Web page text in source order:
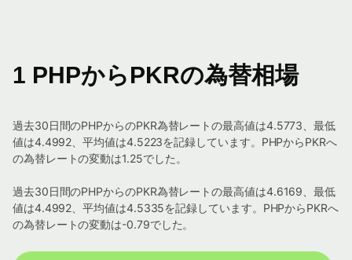
1 PHPからPKRの為替相場
過去30日間のPHPからのPKR為替レートの最高値は4.5773、最低
値は4.4992、平均値は4.5223を記録しています。PHPからPKRへ
の為替レートの変動は1.25でした。
過去30日間のPHPからのPKR為替レートの最高値は4.6169、最低
値は4.4992、平均値は4.5335を記録しています。PHPからPKRへ
の為替レートの変動は-0.79でした。